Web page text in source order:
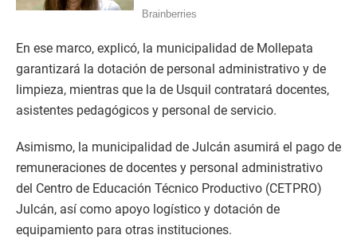
En ese marco, explicó, la municipalidad de Mollepata
garantizará la dotación de personal administrativo y de
limpieza, mientras que la de Usquil contratará docentes,
asistentes pedagógicos y personal de servicio.
Asimismo, la municipalidad de Julcán asumirá el pago de
remuneraciones de docentes y personal administrativo
del Centro de Educación Técnico Productivo (CETPRO)
Julcán, así como apoyo logístico y dotación de
equipamiento para otras instituciones.